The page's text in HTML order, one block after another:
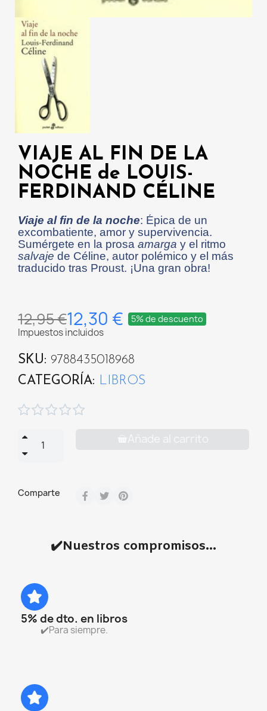
VIAJE AL FIN DE LA
NOCHE de LOUIS-
FERDINAND CÉLINE
Viaje al fin de la noche: Épica de un
excombatiente, amor y supervivencia.
Sumérgete en la prosa amarga y el ritmo
salvaje de Céline, autor polémico y el más
traducido tras Proust. ¡Una gran obra!
12,95 €12,30 € 5% de descuento
Impuestos incluidos
SKU
9788435018968
CATEGORÍA
LIBROS

Añade al carrito
Comparte
✔️Nuestros compromisos...
5% de dto. en libros
✔️Para siempre.